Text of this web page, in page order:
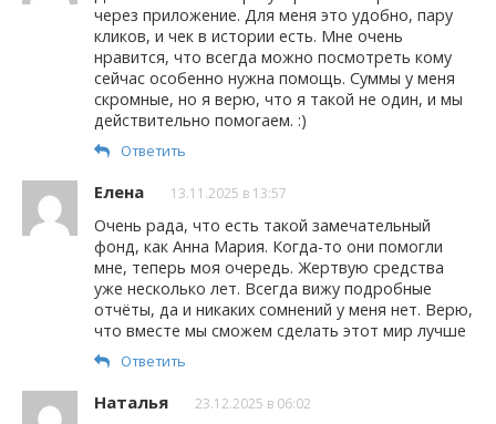
через приложение. Для меня это удобно, пару
кликов, и чек в истории есть. Мне очень
нравится, что всегда можно посмотреть кому
сейчас особенно нужна помощь. Суммы у меня
скромные, но я верю, что я такой не один, и мы
действительно помогаем. :)
Ответить
Елена 13.11.2025 в 13:57
Очень рада, что есть такой замечательный
фонд, как Анна Мария. Когда-то они помогли
мне, теперь моя очередь. Жертвую средства
уже несколько лет. Всегда вижу подробные
отчёты, да и никаких сомнений у меня нет. Верю,
что вместе мы сможем сделать этот мир лучше
Ответить
Наталья 23.12.2025 в 06:02